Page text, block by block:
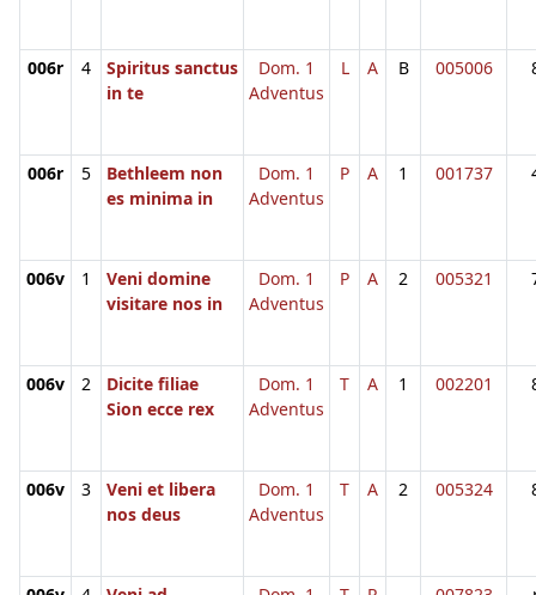
006r 4
Spiritus sanctus
in te
Dom. 1
Adventus
L A B 005006
006r 5
Bethleem non
es minima in
Dom. 1
Adventus
P A 1 001737
006v 1
Veni domine
visitare nos in
Dom. 1
Adventus
P A 2 005321
006v 2
Dicite filiae
Sion ecce rex
Dom. 1
Adventus
T A 1 002201
006v 3
Veni et libera
nos deus
Dom. 1
Adventus
T A 2 005324